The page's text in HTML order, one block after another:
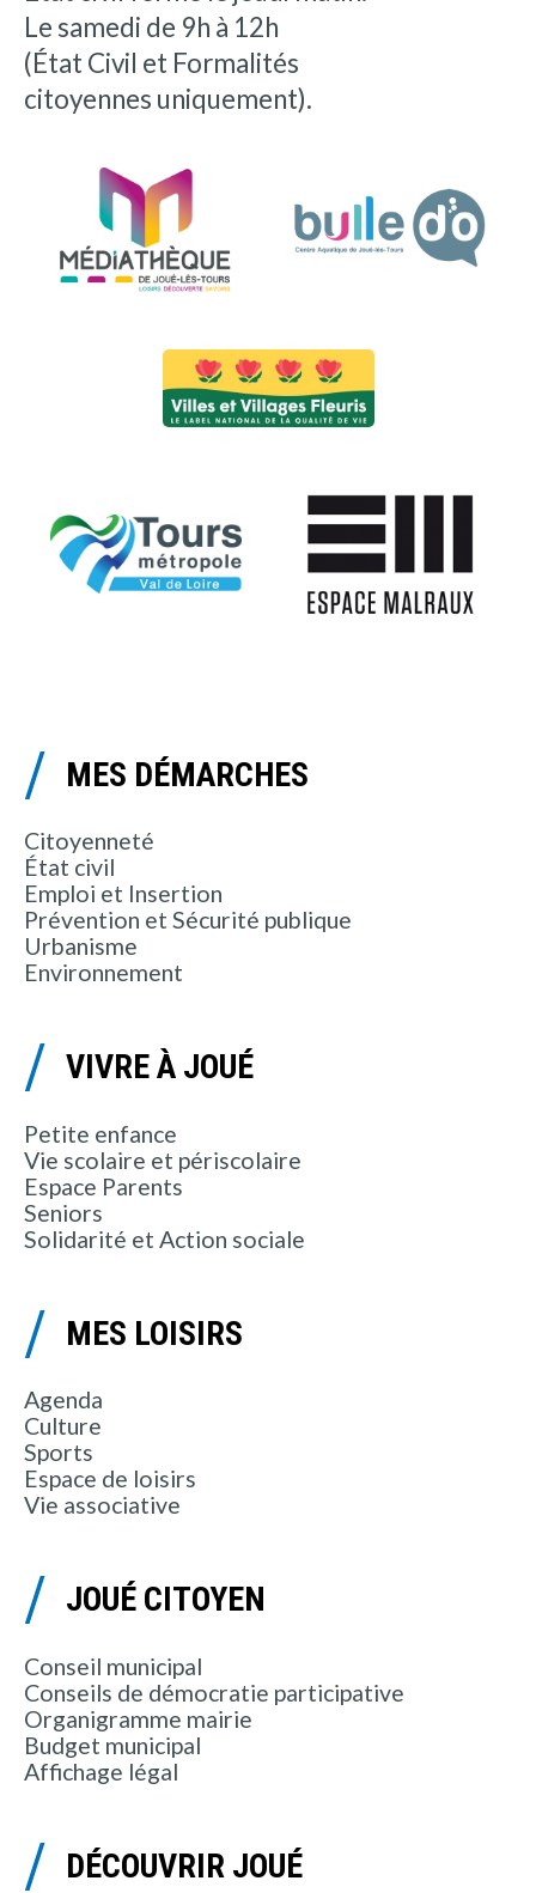
Le samedi de 9h à 12h
(État Civil et Formalités
citoyennes uniquement).
MES DÉMARCHES
Citoyenneté
État civil
Emploi et Insertion
Prévention et Sécurité publique
Urbanisme
Environnement
VIVRE À JOUÉ
Petite enfance
Vie scolaire et périscolaire
Espace Parents
Seniors
Solidarité et Action sociale
MES LOISIRS
Agenda
Culture
Sports
Espace de loisirs
Vie associative
JOUÉ CITOYEN
Conseil municipal
Conseils de démocratie participative
Organigramme mairie
Budget municipal
Affichage légal
DÉCOUVRIR JOUÉ